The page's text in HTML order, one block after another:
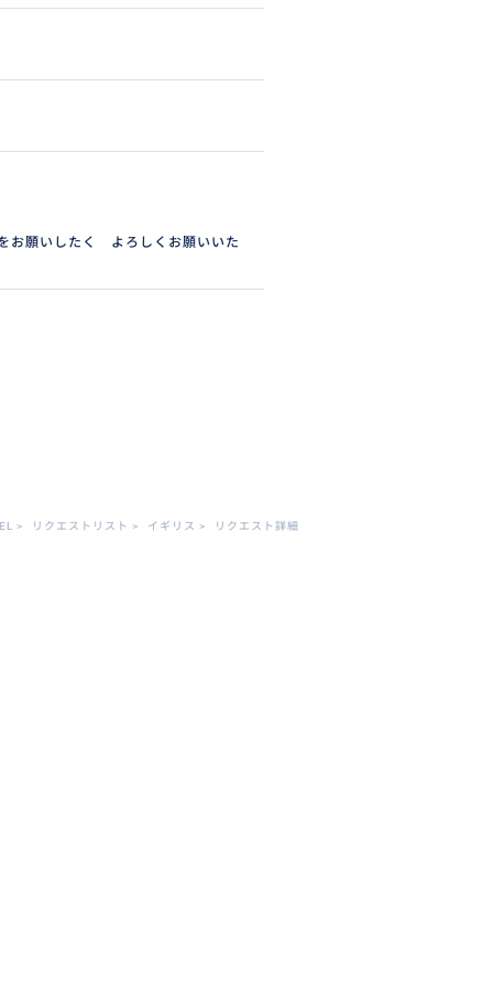
お願いしたく よろしくお願いいた
> リクエストリスト > イギリス > リクエスト詳細